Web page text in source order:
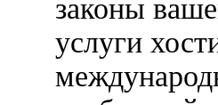
законы
услуги